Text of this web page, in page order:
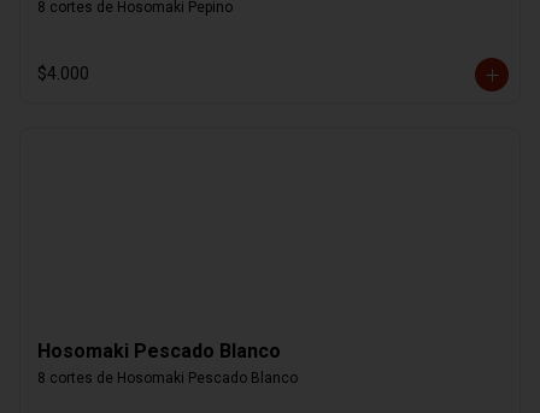
8 cortes de Hosomaki Pepino
$4.000
Hosomaki Pescado Blanco
8 cortes de Hosomaki Pescado Blanco